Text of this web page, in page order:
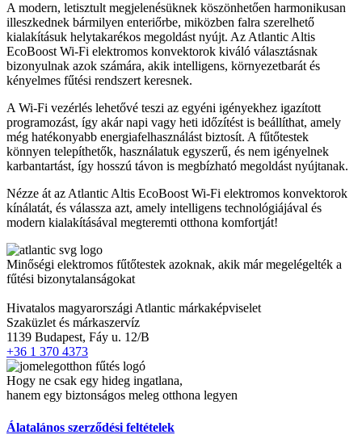
A modern, letisztult megjelenésüknek köszönhetően harmonikusan
illeszkednek bármilyen enteriőrbe, miközben falra szerelhető
kialakításuk helytakarékos megoldást nyújt. Az Atlantic Altis
EcoBoost Wi-Fi elektromos konvektorok kiváló választásnak
bizonyulnak azok számára, akik intelligens, környezetbarát és
kényelmes fűtési rendszert keresnek.
A Wi-Fi vezérlés lehetővé teszi az egyéni igényekhez igazított
programozást, így akár napi vagy heti időzítést is beállíthat, amely
még hatékonyabb energiafelhasználást biztosít. A fűtőtestek
könnyen telepíthetők, használatuk egyszerű, és nem igényelnek
karbantartást, így hosszú távon is megbízható megoldást nyújtanak.
Nézze át az Atlantic Altis EcoBoost Wi-Fi elektromos konvektorok
kínálatát, és válassza azt, amely intelligens technológiájával és
modern kialakításával megteremti otthona komfortját!
Minőségi elektromos fűtőtestek azoknak, akik már megelégelték a
fűtési bizonytalanságokat
Hivatalos magyarországi Atlantic márkaképviselet
Szaküzlet és márkaszervíz
1139 Budapest, Fáy u. 12/B
+36 1 370 4373
Hogy ne csak egy hideg ingatlana,
hanem egy biztonságos meleg otthona legyen
Álatalános szerződési feltételek